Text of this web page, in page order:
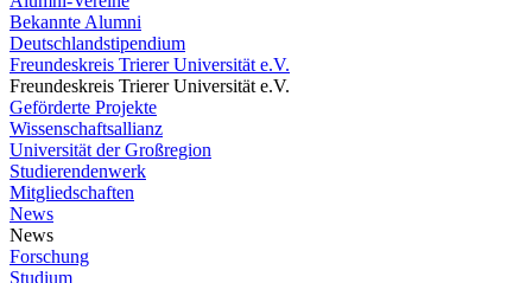
Bekannte Alumni
Deutschlandstipendium
Freundeskreis Trierer Universität e.V.
Freundeskreis Trierer Universität e.V.
Geförderte Projekte
Wissenschaftsallianz
Universität der Großregion
Studierendenwerk
Mitgliedschaften
News
News
Forschung
Studium